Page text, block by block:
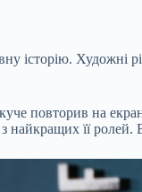
історію. Художні
повторив на
найкращих її